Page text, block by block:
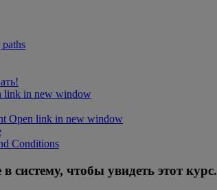
link in new window
Open link in new window
Conditions
систему, чтобы увидеть этот курс.